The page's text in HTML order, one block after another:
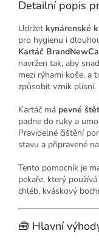
Detailní popis
Udržet kynárenské
pro hygienu i
Kartáč
navržen tak, aby
mezi rýhami koše, a
způsobit vznik plísní.
Kartáč má pevné
padne do ruky a
Pravidelné čištění
stavu a připravené
Tento pomocník je
pekaře, který
chléb, kváskový
🧰 Hlavní